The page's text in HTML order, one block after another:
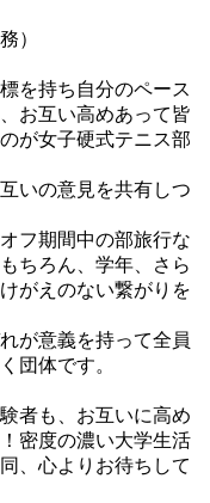
）
を持ち自分のペース
お互い高めあって皆
が女子硬式テニス部
いの意見を共有しつ
フ期間中の部旅行な
ちろん、学年、さら
がえのない繋がりを
が意義を持って全員
団体です。
者も、お互いに高め
密度の濃い大学生活
、心よりお待ちして